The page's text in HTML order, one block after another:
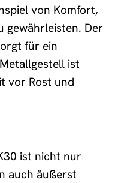
von Komfort,
gewährleisten. Der
für ein
ist
vor Rost und
ist nicht nur
auch äußerst